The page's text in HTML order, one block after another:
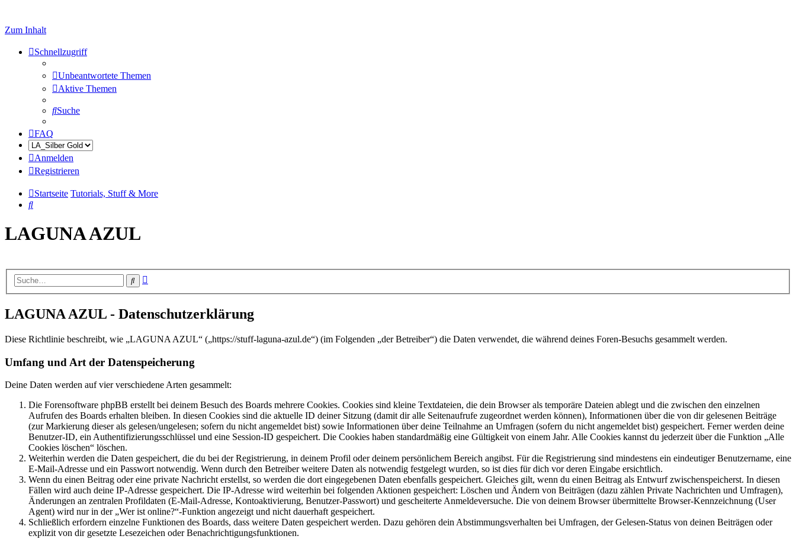
Zum Inhalt
Schnellzugriff
Unbeantwortete Themen
Aktive Themen
Suche
FAQ
Anmelden
Registrieren
Startseite Tutorials, Stuff & More
Suche
LAGUNA AZUL
Suche
LAGUNA AZUL - Datenschutzerklärung
Diese Richtlinie beschreibt, wie „LAGUNA AZUL“ („https://stuff-laguna-azul.de“) (im Folgenden „der Betreiber“) die Daten verwendet, die während deines Foren-Besuchs gesammelt werden.
Umfang und Art der Datenspeicherung
Deine Daten werden auf vier verschiedene Arten gesammelt:
Die Forensoftware phpBB erstellt bei deinem Besuch des Boards mehrere Cookies. Cookies sind kleine Textdateien, die dein Browser als temporäre Dateien ablegt und die zwischen den einzelnen
Aufrufen des Boards erhalten bleiben. In diesen Cookies sind die aktuelle ID deiner Sitzung (damit dir alle Seitenaufrufe zugeordnet werden können), Informationen über die von dir gelesenen Beiträge
(zur Markierung dieser als gelesen/ungelesen; sofern du nicht angemeldet bist) sowie Informationen über deine Teilnahme an Umfragen (sofern du nicht angemeldet bist) gespeichert. Ferner werden deine
Benutzer-ID, ein Authentifizierungsschlüssel und eine Session-ID gespeichert. Die Cookies haben standardmäßig eine Gültigkeit von einem Jahr. Alle Cookies kannst du jederzeit über die Funktion „Alle
Cookies löschen“ löschen.
Weiterhin werden die Daten gespeichert, die du bei der Registrierung, in deinem Profil oder deinem persönlichem Bereich angibst. Für die Registrierung sind mindestens ein eindeutiger Benutzername, eine
E-Mail-Adresse und ein Passwort notwendig. Wenn durch den Betreiber weitere Daten als notwendig festgelegt wurden, so ist dies für dich vor deren Eingabe ersichtlich.
Wenn du einen Beitrag oder eine private Nachricht erstellst, so werden die dort eingegebenen Daten ebenfalls gespeichert. Gleiches gilt, wenn du einen Beitrag als Entwurf zwischenspeicherst. In diesen
Fällen wird auch deine IP-Adresse gespeichert. Die IP-Adresse wird weiterhin bei folgenden Aktionen gespeichert: Löschen und Ändern von Beiträgen (dazu zählen Private Nachrichten und Umfragen),
Änderungen an zentralen Profildaten (E-Mail-Adresse, Kontoaktivierung, Benutzer-Passwort) und gescheiterte Anmeldeversuche. Die von deinem Browser übermittelte Browser-Kennzeichnung (User
Agent) wird nur in der „Wer ist online?“-Funktion angezeigt und nicht dauerhaft gespeichert.
Schließlich erfordern einzelne Funktionen des Boards, dass weitere Daten gespeichert werden. Dazu gehören dein Abstimmungsverhalten bei Umfragen, der Gelesen-Status von deinen Beiträgen oder
explizit von dir gesetzte Lesezeichen oder Benachrichtigungsfunktionen.